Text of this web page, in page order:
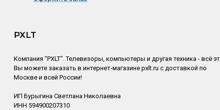
PXLT
Компания "PXLT". Телевизоры, компьютеры и другая техника - всё
Вы можете заказать в интернет-магазине pxlt.ru с доставкой по
Москве и всей России!
ИП Бурыгина Светлана Николаевна
ИНН 594900207310